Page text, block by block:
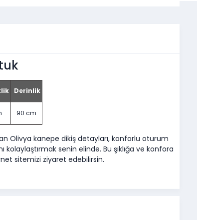
Derinlik
90 cm
Olivya kanepe dikiş detayları, konforlu oturum
kolaylaştırmak senin elinde. Bu şıklığa ve konfora
sitemizi ziyaret edebilirsin.